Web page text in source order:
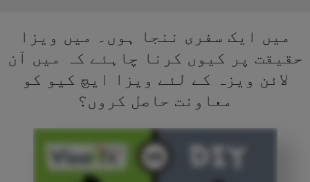
میں ایک سفری ننجا ہوں۔ میں ویزا
حقیقت پر کیوں کرنا چاہئے کہ میں آن
لائن ویزہ کے لئے ویزا ایچ کیو کو
معاونت حاصل کروں؟